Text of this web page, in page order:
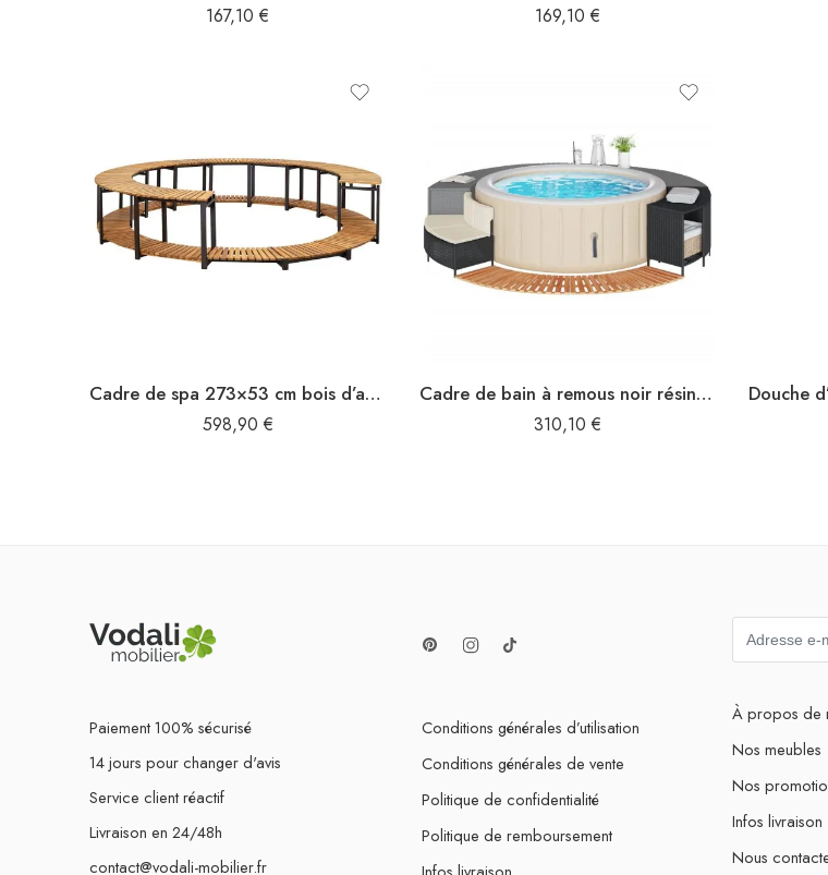
167,10€ 169,10 €
Cadre de spa 273×53 cm bois d’acacia massif
598,90 €
Cadre de bain à remous noir résine tressée bois massif d’acacia
310,10 €
Paiement 100% sécurisé
14 jours pour changer d'avis
Service client réactif
Livraison en 24/48h
contact@vodali-mobilier.fr
Conditions générales d’utilisation
Conditions générales de vente
Politique de confidentialité
Politique de remboursement
À propos de
Nos meubles
Nos
Infos livraison
Nous